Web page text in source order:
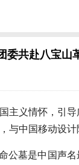
委共赴八宝山
主义情怀，引
与中国移动设
墓是中国声名